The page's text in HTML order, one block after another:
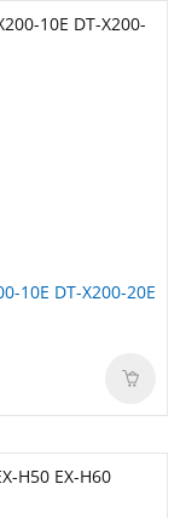
10E DT-X200-20E